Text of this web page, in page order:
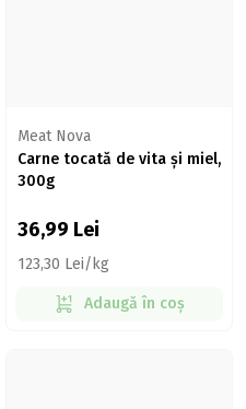
Meat Nova
Carne tocată de vita și miel,
300g
36,99 Lei
123,30 Lei/kg
Adaugă în coș